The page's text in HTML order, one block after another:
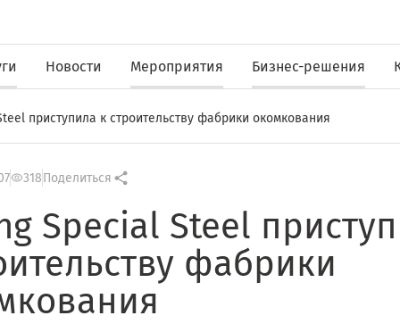
Новости Мероприятия Бизнес-решения
приступила к строительству фабрики окомкования
318Поделиться
Special Steel
фабрики